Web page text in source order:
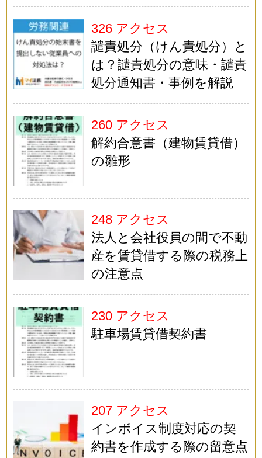
326 アクセス
譴責処分（けん責処分）と
は？譴責処分の意味・譴責
処分通知書・事例を解説
260 アクセス
解約合意書（建物賃貸借）
の雛形
248 アクセス
法人と会社役員の間で不動
産を賃貸借する際の税務上
の注意点
230 アクセス
駐車場賃貸借契約書
207 アクセス
インボイス制度対応の契
約書を作成する際の留意点